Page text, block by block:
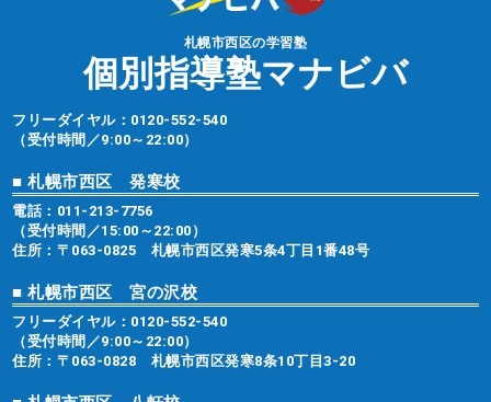
札幌市西区の学習塾
個別指導塾マナビバ
フリーダイヤル： 0120-552-540
（受付時間／9:00～22:00）
■ 札幌市西区 発寒校
電話： 011-213-7756
（受付時間／15:00～22:00）
住所：〒063-0825 札幌市西区発寒5条4丁目1番48号
■ 札幌市西区 宮の沢校
フリーダイヤル： 0120-552-540
（受付時間／9:00～22:00）
住所：〒063-0828 札幌市西区発寒8条10丁目3-20